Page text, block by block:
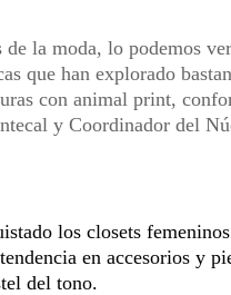
la moda, lo podemos
que han explorado
con animal print,
y Coordinador del
los closets
en accesorios y
del tono.